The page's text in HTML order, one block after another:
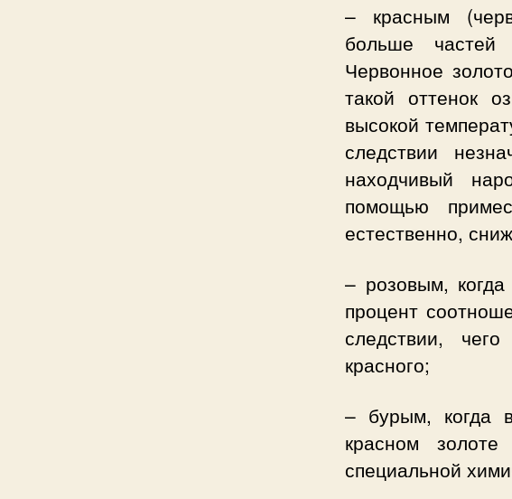
– красным
больше
Червонное
такой оттенок
высокой
следствии
находчивый
помощью
естественно,
– розовым,
процент
следствии,
красного;
– бурым, когда
красном
специальной